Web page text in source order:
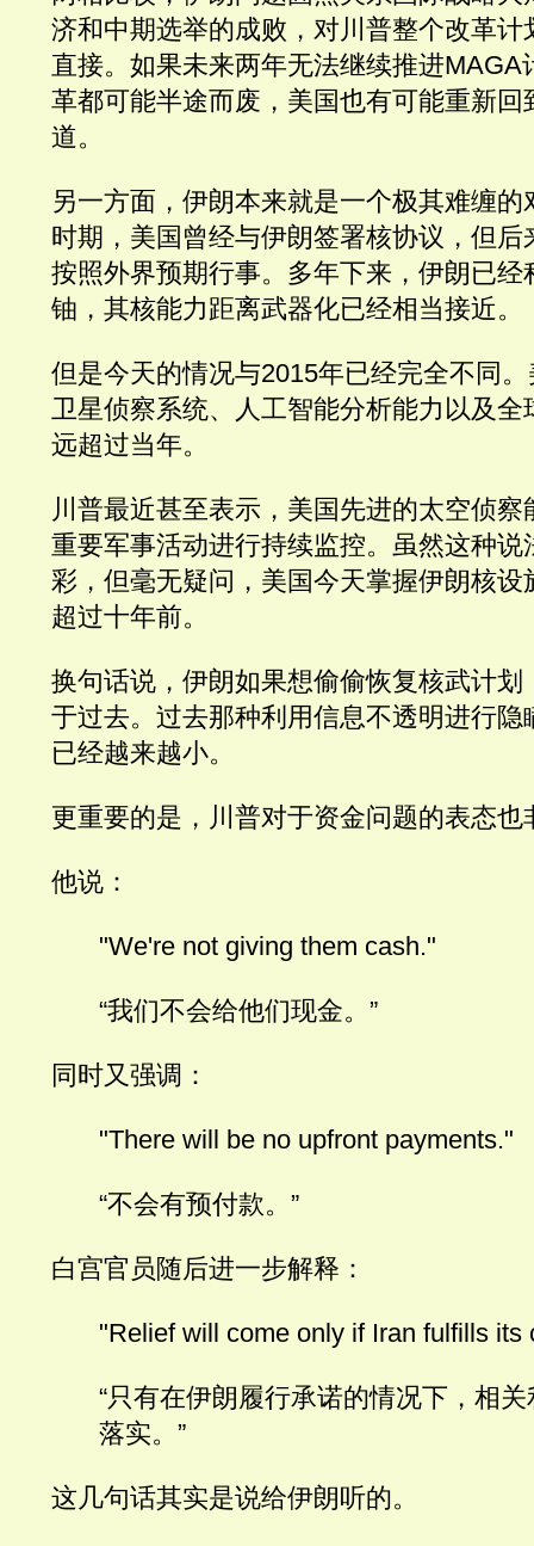
济和中期选举的成败，对川普整个改革计
直接。如果未来两年无法继续推进MAGA
革都可能半途而废，美国也有可能重新回
道。
另一方面，伊朗本来就是一个极其难缠
时期，美国曾经与伊朗签署核协议，但后
按照外界预期行事。多年下来，伊朗已经
铀，其核能力距离武器化已经相当接近。
但是今天的情况与2015年已经完全不同
卫星侦察系统、人工智能分析能力以及全
远超过当年。
川普最近甚至表示，美国先进的太空侦
重要军事活动进行持续监控。虽然这种说
彩，但毫无疑问，美国今天掌握伊朗核设
超过十年前。
换句话说，伊朗如果想偷偷恢复核武计划
于过去。过去那种利用信息不透明进行隐
已经越来越小。
更重要的是，川普对于资金问题的表态也
他说：
"We're not giving them cash."
“我们不会给他们现金。”
同时又强调：
"There will be no upfront payments."
“不会有预付款。”
白宫官员随后进一步解释：
"Relief will come only if Iran fulfills its
“只有在伊朗履行承诺的情况下，相
落实。”
这几句话其实是说给伊朗听的。